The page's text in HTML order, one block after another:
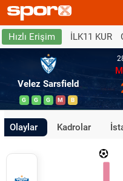
Hızlı Erişim İLK11 KUR
Velez Sarsfield
G G G M B
Olaylar Kadrolar